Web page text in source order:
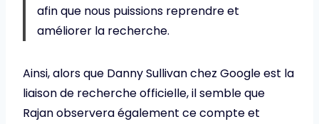
afin que nous puissions reprendre et
améliorer la recherche.
Ainsi, alors que Danny Sullivan chez Google est la
liaison de recherche officielle, il semble que
Rajan observera également ce compte et